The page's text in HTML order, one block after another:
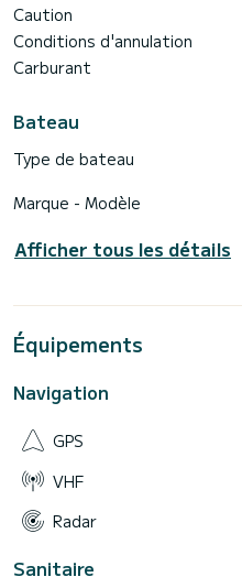
Sous budget - Mariage 8 px
Caution
Conditions d'annulation
Carburant
Bateau
Type de bateau
Marque - Modèle
Afficher tous les détails
Équipements
Navigation
GPS
VHF
Radar
Sanitaire